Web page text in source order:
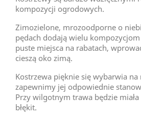
kompozycji ogrodowych.
Zimozielone, mrozoodporne o
pędach dodają wielu kompozycjom
puste miejsca na rabatach,
cieszą oko zimą.
Kostrzewa pięknie się wybarwia
zapewnimy jej odpowiednie
Przy wilgotnym trawa będzie
błękit.